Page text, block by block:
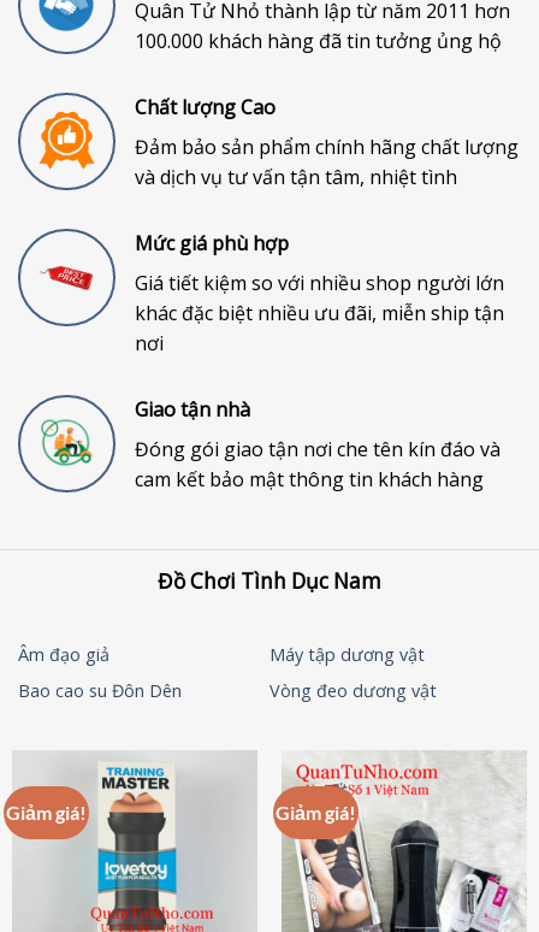
Quân Tử Nhỏ thành lập từ năm 2011 hơn
100.000 khách hàng đã tin tưởng ủng hộ
Chất lượng Cao
Đảm bảo sản phẩm chính hãng chất lượng
và dịch vụ tư vấn tận tâm, nhiệt tình
Mức giá phù hợp
Giá tiết kiệm so với nhiều shop người lớn
khác đặc biệt nhiều ưu đãi, miễn ship tận
nơi
Giao tận nhà
Đóng gói giao tận nơi che tên kín đáo và
cam kết bảo mật thông tin khách hàng
Đồ Chơi Tình Dục Nam
Âm đạo giả
Máy tập dương vật
Bao cao su Đôn Dên
Vòng đeo dương vật
Giảm giá! Giảm giá!